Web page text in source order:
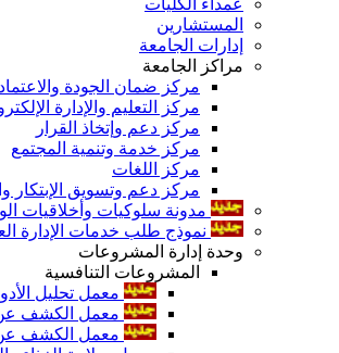
المستشارين
إدارات الجامعة
مراكز الجامعة
مركز ضمان الجودة والاعتماد
مركز التعليم والإدارة
مركز دعم وإتخاذ القرار
مركز خدمة وتنمية المجتمع
مركز اللغات
مركز دعم وتسويق الإبتكار
مدونة سلوكيات وأخلاقيات
نموذج طلب خدمات الإدارة
وحدة إدارة المشروعات
المشروعات التنافسية
معمل تحليل
معمل الكشف عن
معمل الكشف عن